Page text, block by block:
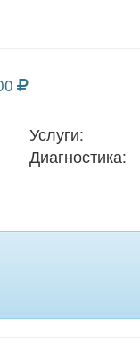
Услуги:
Диагностика: